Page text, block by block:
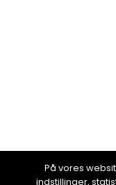
På vores
indstillinger,